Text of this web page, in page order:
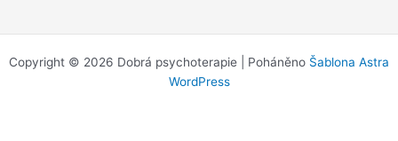
Copyright © 2026 Dobrá psychoterapie | Poháněno Šablona Astra
WordPress